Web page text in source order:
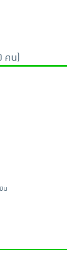
คน)
น